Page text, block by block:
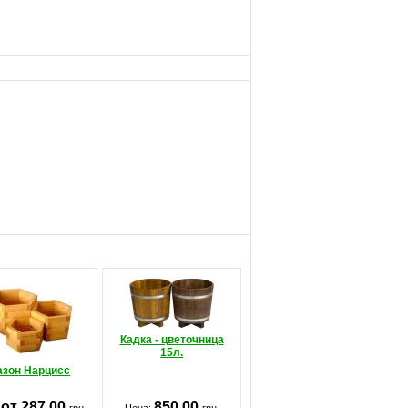
Нарцисс
Кадка - цветочница
15л.